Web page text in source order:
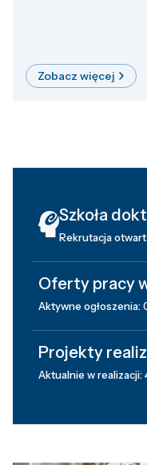
Zobacz więcej
Szkoła
Rekrutacja
Oferty pracy
Aktywne ogłoszenia:
Projekty
Aktualnie w realizacji: